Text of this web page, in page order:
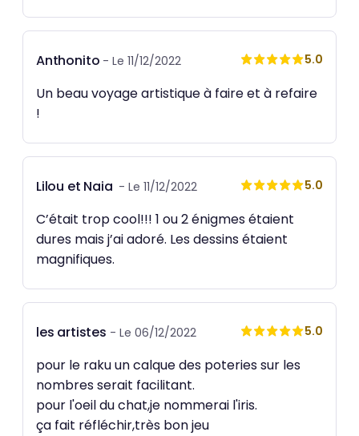
Anthonito - Le 11/12/2022 5.0
Un beau voyage artistique à faire et à refaire
!
Lilou et Naia - Le 11/12/2022 5.0
C’était trop cool!!! 1 ou 2 énigmes étaient
dures mais j’ai adoré. Les dessins étaient
magnifiques.
les artistes - Le 06/12/2022 5.0
pour le raku un calque des poteries sur les
nombres serait facilitant.
pour l'oeil du chat,je nommerai l'iris.
ça fait réfléchir,très bon jeu